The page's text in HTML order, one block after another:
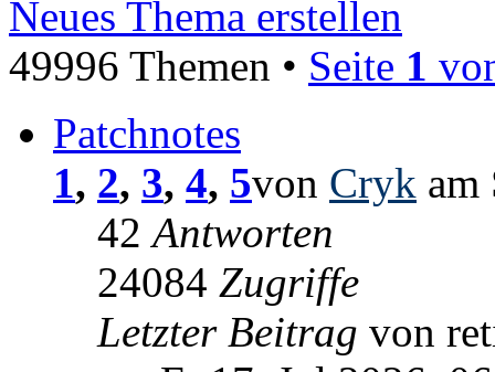
Neues Thema erstellen
49996 Themen • Seite 1
Patchnotes
1, 2, 3, 4, 5von Cryk am
42Antworten
24084 Zugriffe
Letzter Beitrag von